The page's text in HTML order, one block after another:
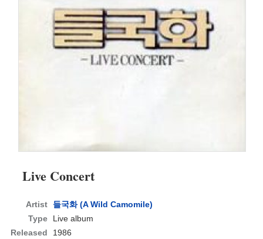
Live Concert
Artist
들국화 (A Wild Camomile)
Type
Live album
Released
1986